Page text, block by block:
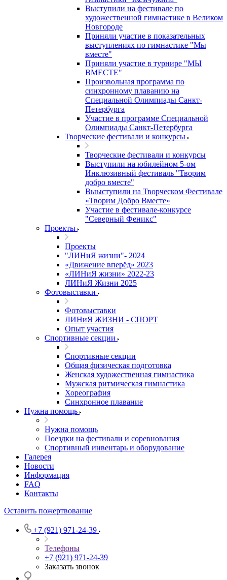
Выступили на фестивале по
художественной гимнастике в Великом
Новгороде
Приняли участие в показательных
выступлениях по гимнастике "Мы
вместе"
Приняли участие в турнире "МЫ
ВМЕСТЕ"
Произвольная программа по
синхронному плаванию на
Специальной Олимпиады Санкт-
Петербурга
Участие в программе Специальной
Олимпиады Санкт-Петербурга
Творческие фестивали и конкурсы
Творческие фестивали и конкурсы
Выступили на юбилейном 5-ом
Инклюзивный фестиваль "Творим
добро вместе"
Выыступили на Творческом Фестивале
«Творим Добро Вместе»
Участие в фестивале-конкурсе
"Северный Феникс"
Проекты
Проекты
"ЛИНиЯ жизни"- 2024
«Движение вперёд» 2023
«ЛИНиЯ жизни» 2022-23
ЛИНиЯ Жизни 2025
Фотовыставки
Фотовыставки
ЛИНиЯ ЖИЗНИ - СПОРТ
Опыт участия
Спортивные секции
Спортивные секции
Общая физическая подготовка
Женская художественная гимнастика
Мужская ритмическая гимнастика
Хореография
Синхронное плавание
Нужна помощь
Нужна помощь
Поездки на фестивали и соревнования
Спортивный инвентарь и оборудование
Галерея
Новости
Информация
FAQ
Контакты
Оставить пожертвование
+7 (921) 971-24-39
Телефоны
+7 (921) 971-24-39
Заказать звонок